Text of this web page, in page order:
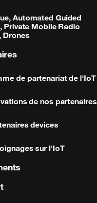
Automated Guided
Private Mobile Radio
Drones
de partenariat de l'IoT
de nos partenaires
devices
sur l'IoT